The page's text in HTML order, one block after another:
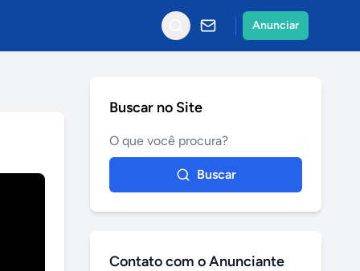
Anunciar
Buscar no Site
Buscar
Contato com o Anunciante